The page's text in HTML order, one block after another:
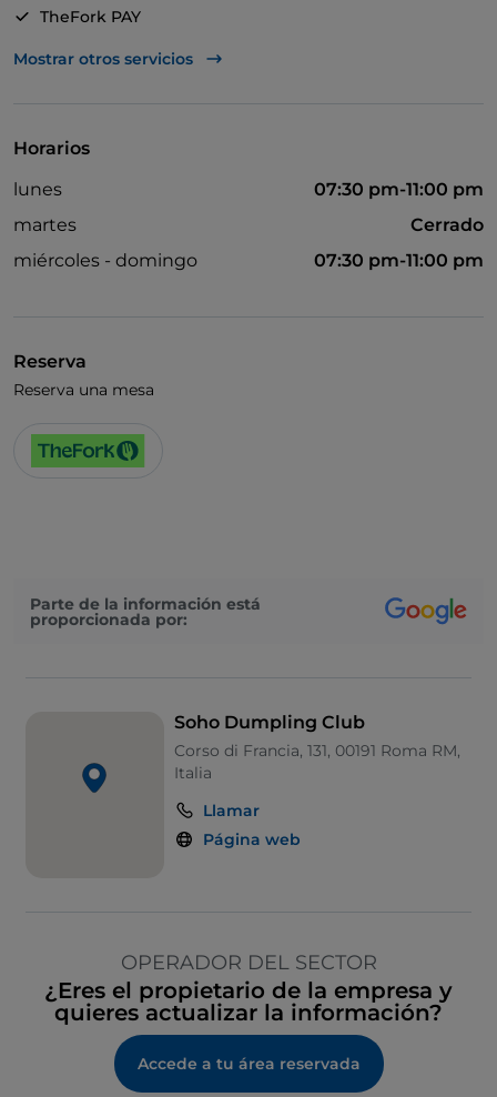
TheFork PAY
UnionPay via TheFork PAY
Mostrar otros servicios
Horarios
lunes
07:30 pm-11:00 pm
martes
Cerrado
miércoles - domingo
07:30 pm-11:00 pm
Reserva
Reserva una mesa
Parte de la información está
proporcionada por:
Soho Dumpling Club
Corso di Francia, 131, 00191 Roma RM,
Italia
Llamar
Página web
OPERADOR DEL SECTOR
¿Eres el propietario de la empresa y
quieres actualizar la información?
Accede a tu área reservada